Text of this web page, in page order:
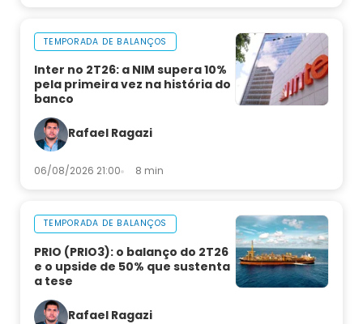
TEMPORADA DE BALANÇOS
Inter no 2T26: a NIM supera 10%
pela primeira vez na história do
banco
Rafael Ragazi
06/08/2026 21:00 8 min
TEMPORADA DE BALANÇOS
PRIO (PRIO3): o balanço do 2T26
e o upside de 50% que sustenta
a tese
Rafael Ragazi